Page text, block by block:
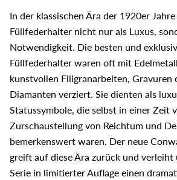
In der klassischen Ära der 1920er
Füllfederhalter nicht nur als Luxus,
Notwendigkeit. Die besten und
Füllfederhalter waren oft mit
kunstvollen Filigranarbeiten, Gravuren
Diamanten verziert. Sie dienten als
Statussymbole, die selbst in einer Zeit
Zurschaustellung von Reichtum und
bemerkenswert waren. Der neue
greift auf diese Ära zurück und verleiht
Serie in limitierter Auflage einen